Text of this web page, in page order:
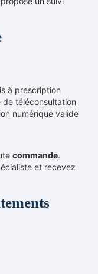
à prescription
téléconsultation
numérique valide
commande.
et recevez